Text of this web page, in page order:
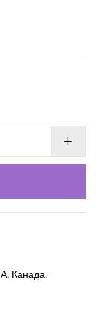
+
Канада.